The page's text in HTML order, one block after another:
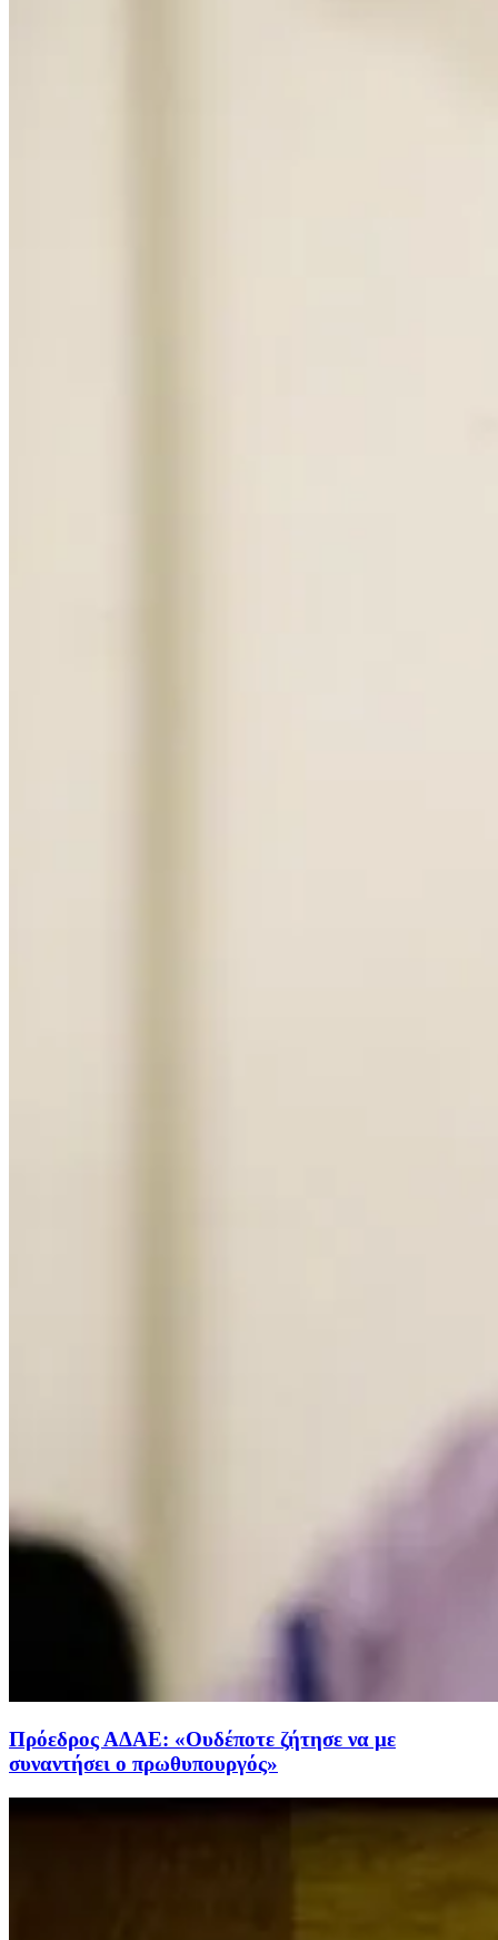
Πρόεδρος ΑΔΑΕ: «Ουδέποτε ζήτησε να με
συναντήσει ο πρωθυπουργός»